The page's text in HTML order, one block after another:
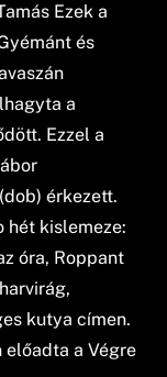
Ezek a
és
a
Ezzel a
érkezett.
hét kislemeze:
óra, Roppant
kutya címen.
előadta a Végre